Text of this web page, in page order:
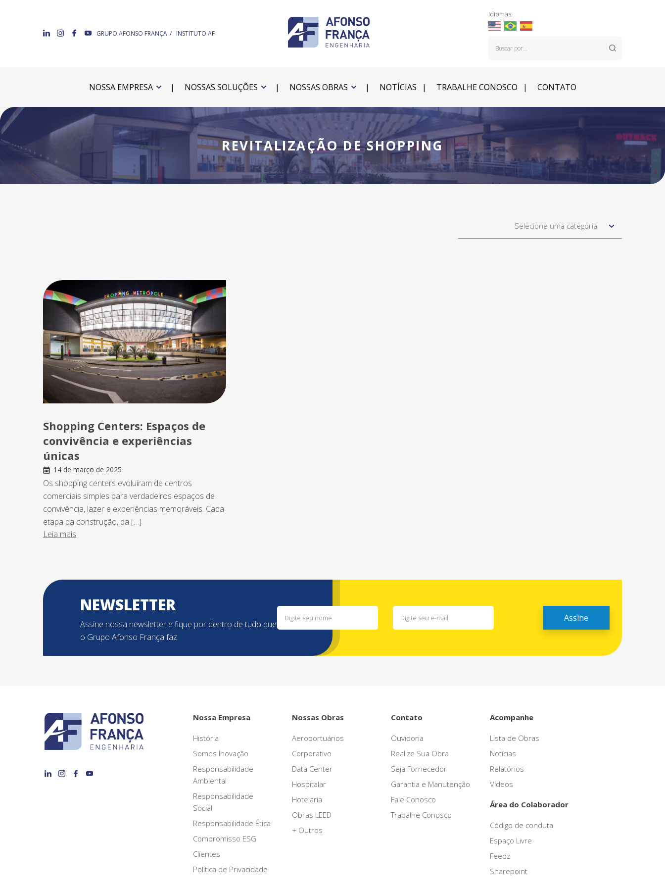
GRUPO AFONSO FRANÇA INSTITUTO AF
Idiomas:
NOSSA EMPRESA NOSSAS SOLUÇÕES NOSSAS OBRAS NOTÍCIAS TRABALHE CONOSCO CONTATO
REVITALIZAÇÃO DE SHOPPING
Selecione uma categoria
Shopping Centers: Espaços de
convivência e experiências
únicas
14 de março de 2025
Os shopping centers evoluíram de centros
comerciais simples para verdadeiros espaços de
convivência, lazer e experiências memoráveis. Cada
etapa da construção, da […]
Leia mais
NEWSLETTER
Assine nossa newsletter e fique por dentro de tudo que
o Grupo Afonso França faz.
Nossa Empresa
História
Somos Inovação
Responsabilidade
Ambiental
Responsabilidade
Social
Responsabilidade Ética
Compromisso ESG
Clientes
Política de Privacidade
Nossas Obras
Aeroportuários
Corporativo
Data Center
Hospitalar
Hotelaria
Obras LEED
+ Outros
Contato
Ouvidoria
Realize Sua Obra
Seja Fornecedor
Garantia e Manutenção
Fale Conosco
Trabalhe Conosco
Acompanhe
Lista de Obras
Notícias
Relatórios
Vídeos
Área do Colaborador
Código de conduta
Espaço Livre
Feedz
Sharepoint